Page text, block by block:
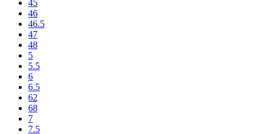
45
46
46.5
47
48
5
5.5
6
6.5
62
68
7
7.5